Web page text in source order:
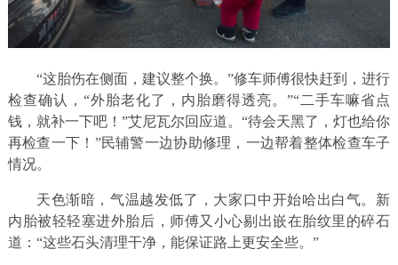
“这胎伤在侧面，建议整个换。”修车师傅很快赶到，进行
检查确认，“外胎老化了，内胎磨得透亮。”“二手车嘛省点
钱，就补一下吧！”艾尼瓦尔回应道。“待会天黑了，灯也给你
再检查一下！”民辅警一边协助修理，一边帮着整体检查车子
情况。
天色渐暗，气温越发低了，大家口中开始哈出白气。新
内胎被轻轻塞进外胎后，师傅又小心剔出嵌在胎纹里的碎石
道：“这些石头清理干净，能保证路上更安全些。”